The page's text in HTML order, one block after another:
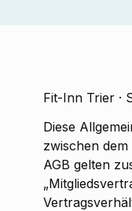
Fit-Inn Trier ·
Diese
zwischen
AGB gelten